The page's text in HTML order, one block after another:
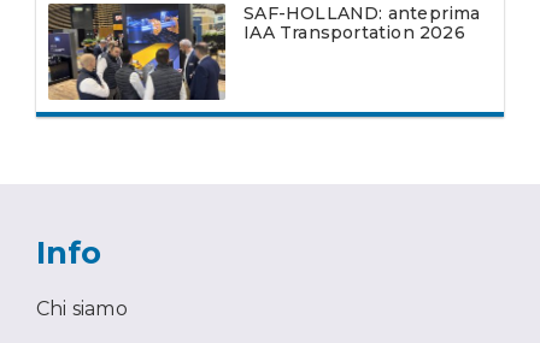
SAF-HOLLAND: anteprima
IAA Transportation 2026
Info
Chi siamo